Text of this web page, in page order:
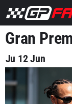
Gran
Ju 12 Jun